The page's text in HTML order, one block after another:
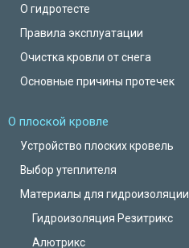
О гидротесте
Правила эксплуатации
Очистка кровли от снега
Основные причины протечек
О плоской кровле
Устройство плоских кровель
Выбор утеплителя
Материалы для гидроизоляции
Гидроизоляция Резитрикс
Алютрикс